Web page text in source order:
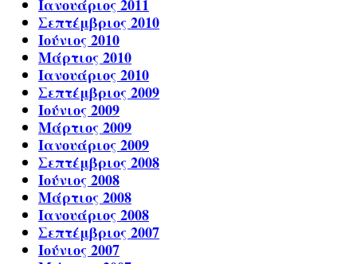
Ιανουάριος 2011
Σεπτέμβριος 2010
Ιούνιος 2010
Μάρτιος 2010
Ιανουάριος 2010
Σεπτέμβριος 2009
Ιούνιος 2009
Μάρτιος 2009
Ιανουάριος 2009
Σεπτέμβριος 2008
Ιούνιος 2008
Μάρτιος 2008
Ιανουάριος 2008
Σεπτέμβριος 2007
Ιούνιος 2007